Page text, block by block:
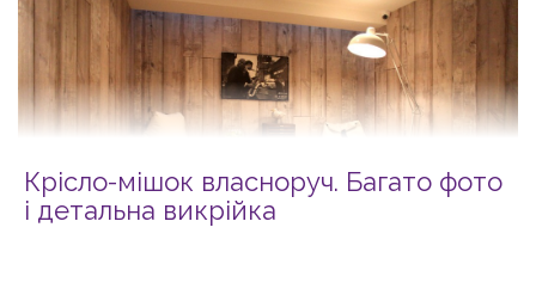
Крісло-мішок власноруч. Багато фото
і детальна викрійка